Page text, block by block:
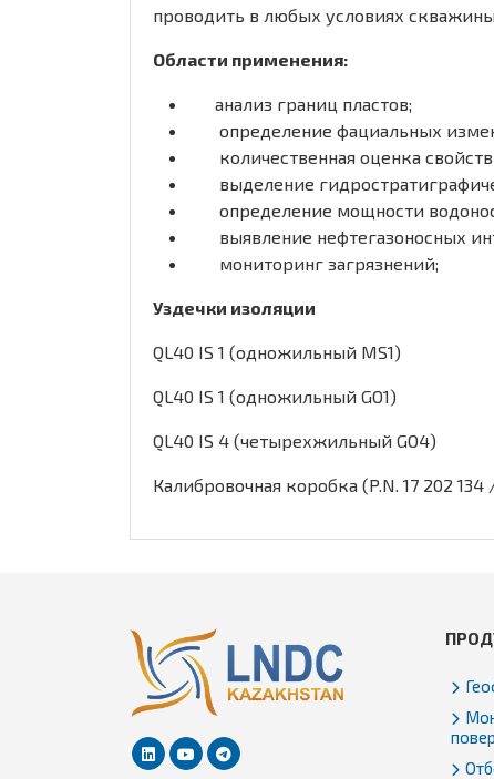
проводить в любых условиях
Области применения:
анализ границ пластов;
определение фациальных
количественная оценка
выделение
определение мощности
выявление нефтегазоносных
мониторинг загрязнений;
Уздечки изоляции
QL40 IS 1 (одножильный MS1)
QL40 IS 1 (одножильный GO1)
QL40 IS 4 (четырехжильный GO4)
Калибровочная коробка (P.N. 17 202 134